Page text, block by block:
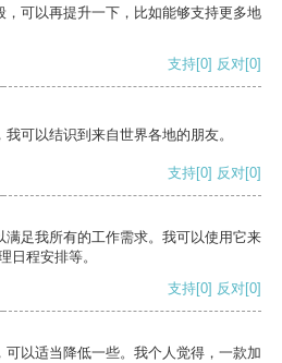
可以再提升一下，比如能够支持更多地
支持[0] 反对[0]
可以结识到来自世界各地的朋友。
支持[0] 反对[0]
足我所有的工作需求。我可以使用它来
日程安排等。
支持[0] 反对[0]
以适当降低一些。我个人觉得，一款加